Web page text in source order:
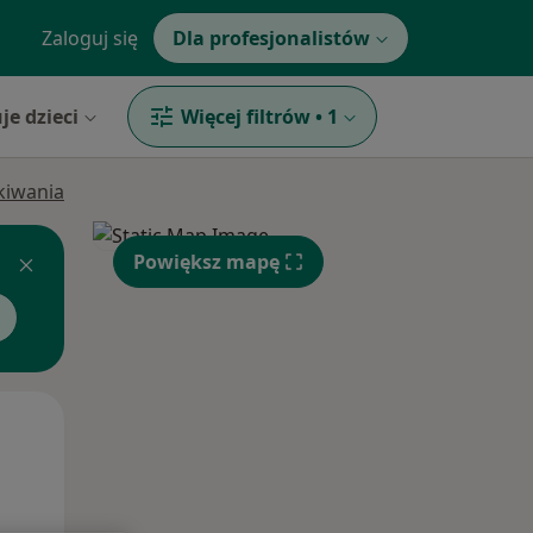
Zaloguj się Dla profesjonalistów
dzieci Więcej filtrów • 1
Powiększ mapę